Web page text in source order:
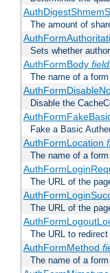
The amount of
Sets whether
AuthFormBody
The name of a
Disable the
Fake a Basic
AuthFormLocation
The name of a
The URL of the
The URL of the
The URL to
AuthFormMethod
The name of a